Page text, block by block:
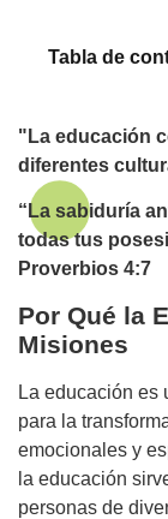
Tabla de
"La educación
diferentes
“La sabiduría
todas tus
Proverbios 4:7
Por Qué la
Misiones
La educación es
para la
emocionales y
la educación
personas de